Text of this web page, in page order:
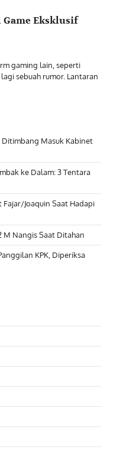
Game Eksklusif
gaming lain, seperti
sebuah rumor. Lantaran
Ditimbang Masuk Kabinet
ke Dalam: 3 Tentara
Joaquin Saat Hadapi
M Nangis Saat Ditahan
KPK, Diperiksa